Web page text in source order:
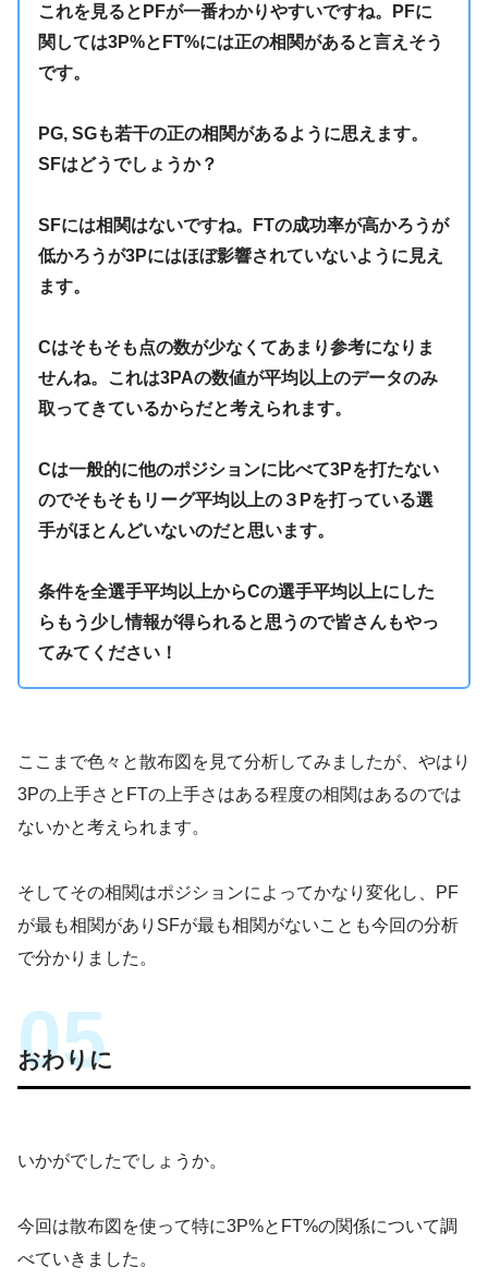
これを見るとPFが一番わかりやすいですね。PFに
関しては3P%とFT%には正の相関があると言えそう
です。
PG, SGも若干の正の相関があるように思えます。
SFはどうでしょうか？
SFには相関はないですね。FTの成功率が高かろうが
低かろうが3Pにはほぼ影響されていないように見え
ます。
Cはそもそも点の数が少なくてあまり参考になりま
せんね。これは3PAの数値が平均以上のデータのみ
取ってきているからだと考えられます。
Cは一般的に他のポジションに比べて3Pを打たない
のでそもそもリーグ平均以上の３Pを打っている選
手がほとんどいないのだと思います。
条件を全選手平均以上からCの選手平均以上にした
らもう少し情報が得られると思うので皆さんもやっ
てみてください！
ここまで色々と散布図を見て分析してみましたが、やはり
3Pの上手さとFTの上手さはある程度の相関はあるのでは
ないかと考えられます。
そしてその相関はポジションによってかなり変化し、PF
が最も相関がありSFが最も相関がないことも今回の分析
で分かりました。
おわりに
いかがでしたでしょうか。
今回は散布図を使って特に3P%とFT%の関係について調
べていきました。